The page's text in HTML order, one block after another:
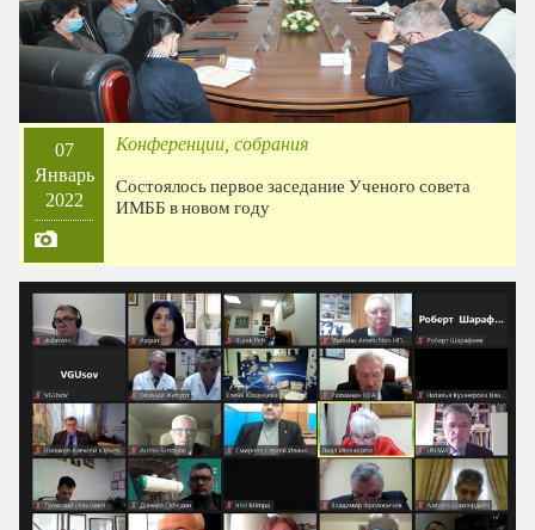
07
Январь
2022
Конференции, собрания
Состоялось первое заседание Ученого совета
ИМББ в новом году